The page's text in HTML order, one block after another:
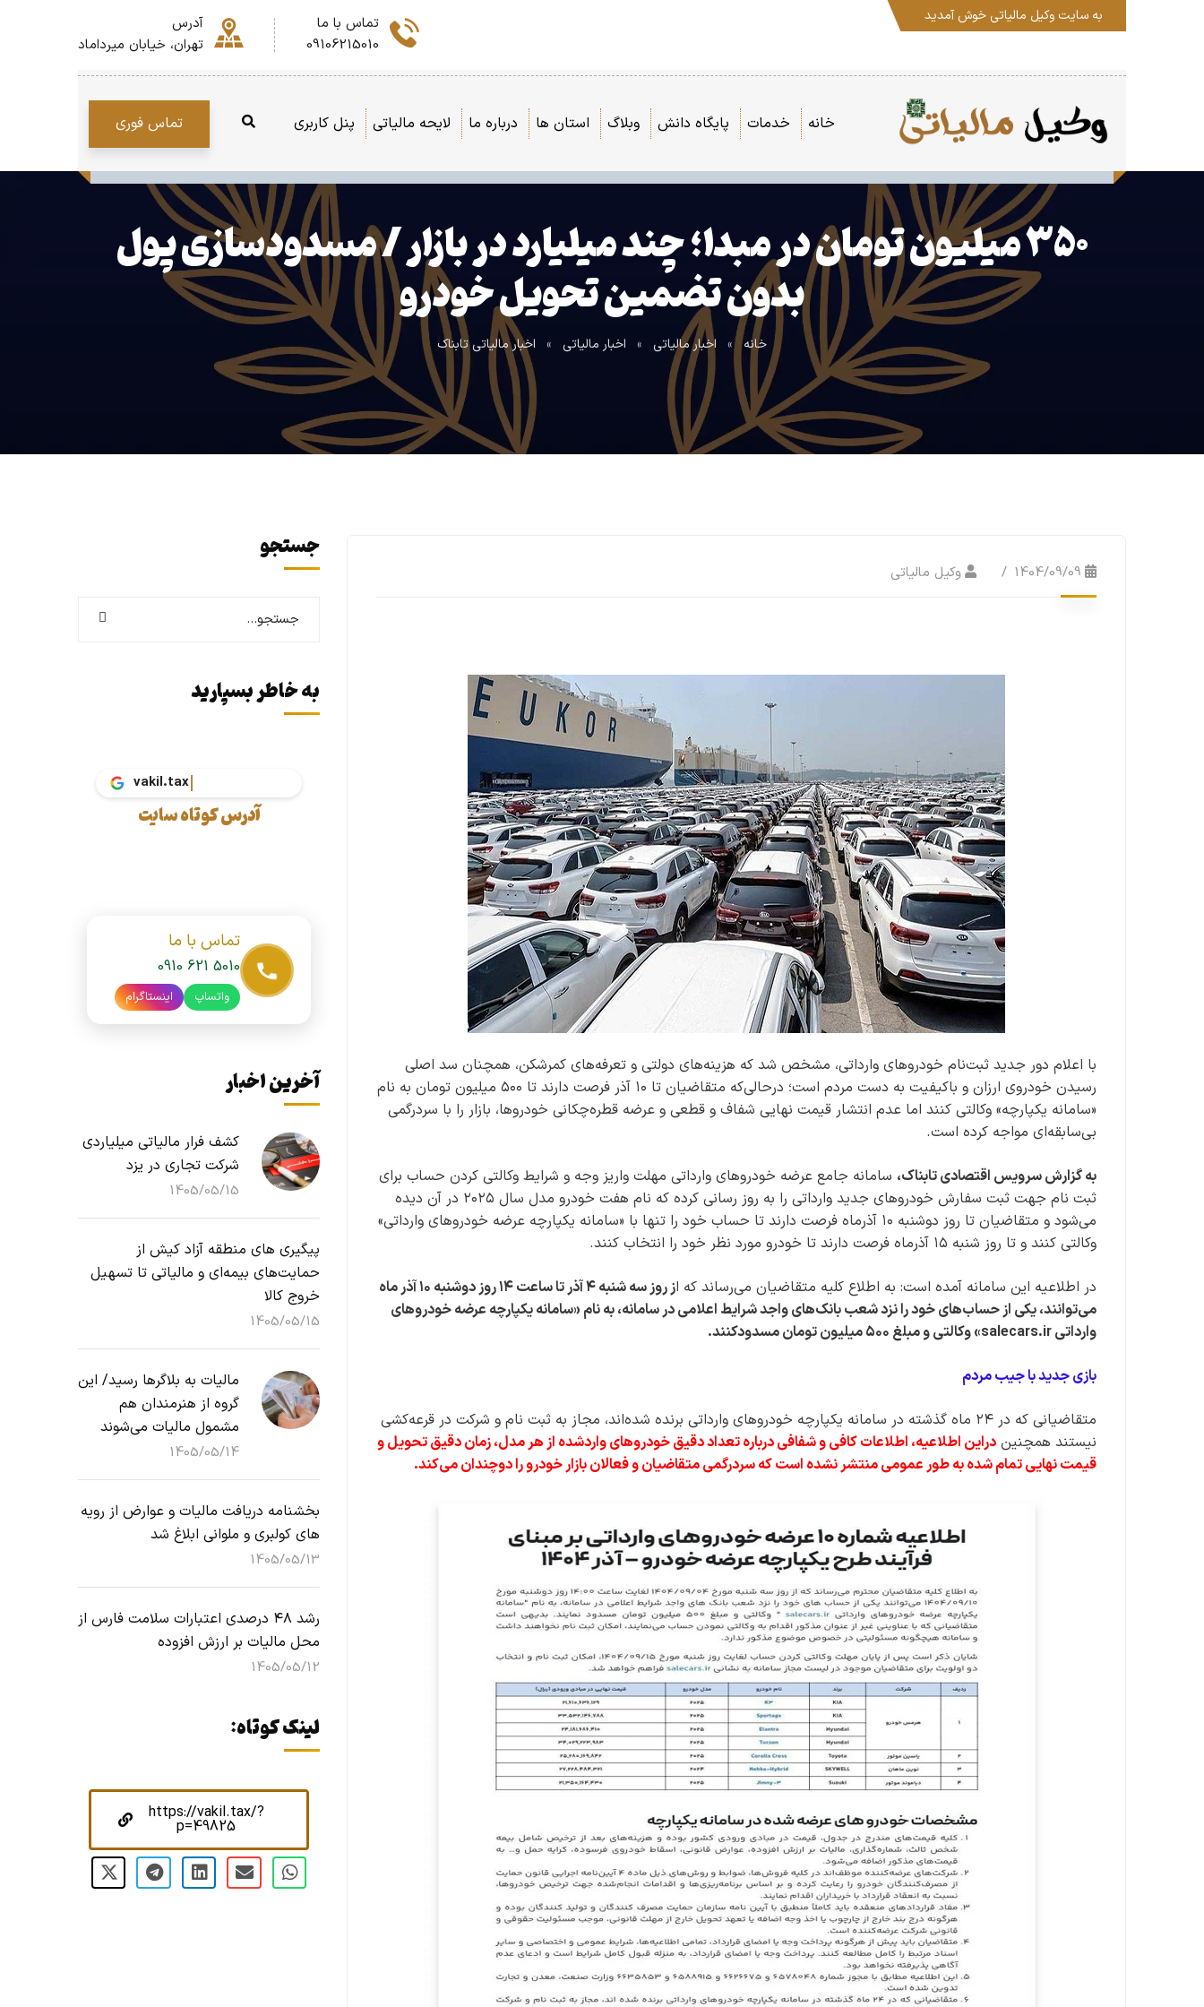
به سایت وکیل مالیاتی خوش آمدید
تماس با ما
09106215010
آدرس
تهران، خیابان میرداماد
خانه خدمات پایگاه دانش وبلاگ استان ها درباره ما لایحه مالیاتی پنل کاربری تماس فوری
۳۵۰ میلیون تومان در مبدا؛ چند میلیارد در بازار / مسدودسازی پول
بدون تضمین تحویل خودرو
خانه » اخبار مالیاتی » اخبار مالیاتی » اخبار مالیاتی تابناک
1404/09/09 وکیل مالیاتی
با اعلام دور جدید ثبت‌نام خودروهای وارداتی، مشخص شد که هزینه‌های دولتی و تعرفه‌های کمرشکن، همچنان سد اصلی
رسیدن خودروی ارزان و باکیفیت به دست مردم است؛ درحالی‌که متقاضیان تا ۱۰ آذر فرصت دارند تا ۵۰۰ میلیون تومان به نام
«سامانه یکپارچه» وکالتی کنند اما عدم انتشار قیمت نهایی شفاف و قطعی و عرضه قطره‌چکانی خودروها، بازار را با سردرگمی
بی‌سابقه‌ای مواجه کرده است.
به گزارش سرویس اقتصادی تابناک، سامانه جامع عرضه خودرو‌های وارداتی مهلت واریز وجه و شرایط وکالتی کردن حساب برای
ثبت نام جهت ثبت سفارش خودرو‌های جدید وارداتی را به روز رسانی کرده که نام هفت خودرو مدل سال ۲۰۲۵ در آن دیده
می‌شود و متقاضیان تا روز دوشنبه ۱۰ آذرماه فرصت دارند تا حساب خود را تنها با «سامانه یکپارچه عرضه خودرو‌های وارداتی»
وکالتی کنند و تا روز شنبه ۱۵ آذرماه فرصت دارند تا خودرو مورد نظر خود را انتخاب کنند.
در اطلاعیه این سامانه آمده است: به اطلاع کلیه متقاضیان می‌رساند که ا
ز روز سه شنبه ۴ آذر تا ساعت ۱۴ روز دوشنبه ۱۰ آذر ماه
می‌توانند، یکی از حساب‌های خود را نزد شعب بانک‌های واجد شرایط اعلامی در سامانه، به نام «سامانه یکپارچه عرضه خودرو‌های
وارداتی salecars.ir» وکالتی و مبلغ ۵۰۰ میلیون تومان مسدودکنند.
بازی جدید با جیب مردم
متقاضیانی که در ۲۴ ماه گذشته در سامانه یکپارچه خودرو‌های وارداتی برنده شده‌اند، مجاز به ثبت نام و شرکت در قرعه‌کشی
نیستند همچنین دراین اطلاعیه، اطلاعات کافی و شفافی درباره تعداد دقیق خودرو‌های واردشده از هر مدل، زمان دقیق تحویل و
قیمت نهایی تمام شده به طور عمومی منتشر نشده است که سردرگمی متقاضیان و فعالان بازار خودرو را دوچندان می‌کند.
جستجو
به خاطر بسپارید
vakil
آدرس کوتاه سایت
تماس با ما
0910 621 5010
واتساپ اینستاگرام
آخرین اخبار
کشف فرار مالیاتی میلیاردی
شرکت تجاری در یزد
1405/05/15
پیگیری های منطقه آزاد کیش از
حمایت‌های بیمه‌ای و مالیاتی تا تسهیل
خروج کالا
1405/05/15
مالیات به بلاگرها رسید/ این
گروه از هنرمندان هم
مشمول مالیات می‌شوند
1405/05/14
بخشنامه دریافت مالیات و عوارض از رویه
های کولبری و ملوانی ابلاغ شد
1405/05/13
رشد ۴۸ درصدی اعتبارات سلامت فارس از
محل مالیات بر ارزش افزوده
1405/05/12
لینک کوتاه:
https://vakil.tax/?
p=49825